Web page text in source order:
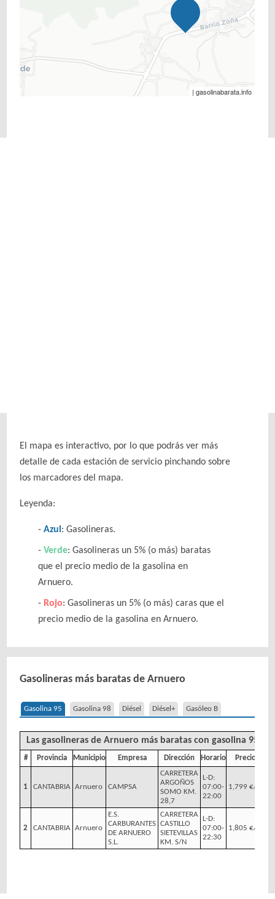
| gasolinabarata.info
El mapa es interactivo, por lo que podrás ver más
detalle de cada estación de servicio pinchando sobre
los marcadores del mapa.
Leyenda:
Azul : Gasolineras.
Verde: Gasolineras un 5% (o más) baratas
que el precio medio de la gasolina en
Arnuero.
Rojo: Gasolineras un 5% (o más) caras que el
precio medio de la gasolina en Arnuero.
Gasolineras más baratas de Arnuero
Gasolina 95 Gasolina 98 Diésel Diésel+ Gasóleo B
Las gasolineras de Arnuero más baratas con gasolina 95
# Provincia Municipio Empresa Dirección Horario Precio
1 CANTABRIA Arnuero CAMPSA
CARRETERA
ARGOÑOS
SOMO KM.
28,7
L-D:
07:00-
22:00
1,799 €/l
2 CANTABRIA Arnuero
E.S.
CARBURANTES
DE ARNUERO
S.L.
CARRETERA
CASTILLO
SIETEVILLAS
KM. S/N
L-D:
07:00-
22:30
1,805 €/l